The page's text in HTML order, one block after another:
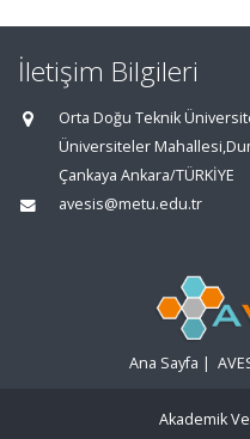
İletişim Bilgileri
Orta Doğu Teknik
Üniversiteler
Çankaya Ankara/TÜRKİYE
avesis@metu.edu.tr
Ana Sayfa |
Akademik